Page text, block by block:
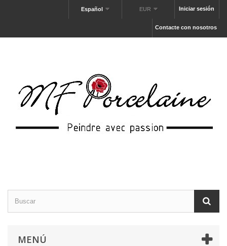
Iniciar sesión
EUR
Español
Contacte con nosotros
MENÚ